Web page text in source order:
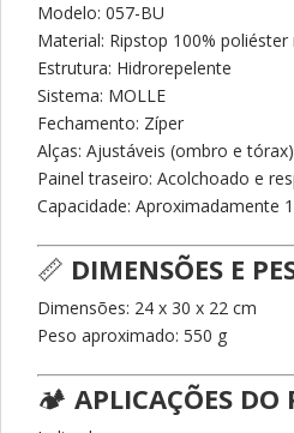
Modelo: 057-BU
Material: Ripstop 100% poliéster
Estrutura: Hidrorepelente
Sistema: MOLLE
Fechamento: Zíper
Alças: Ajustáveis (ombro e tórax)
Painel traseiro: Acolchoado e
Capacidade: Aproximadamente
📏 DIMENSÕES E
Dimensões: 24 x 30 x 22 cm
Peso aproximado: 550 g
🏕️ APLICAÇÕES DO